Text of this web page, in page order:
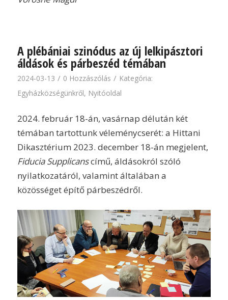
A plébániai szinódus az új lelkipásztori
áldások és párbeszéd témában
2024-03-13 / 0 Hozzászólás / Kategória:
Egyházközségünkről, Nyitóoldal
2024. február 18-án, vasárnap délután két
témában tartottunk véleménycserét: a Hittani
Dikasztérium 2023. december 18-án megjelent,
Fiducia Supplicanscímű, áldásokról szóló
nyilatkozatáról, valamint általában a
közösséget építő párbeszédről.